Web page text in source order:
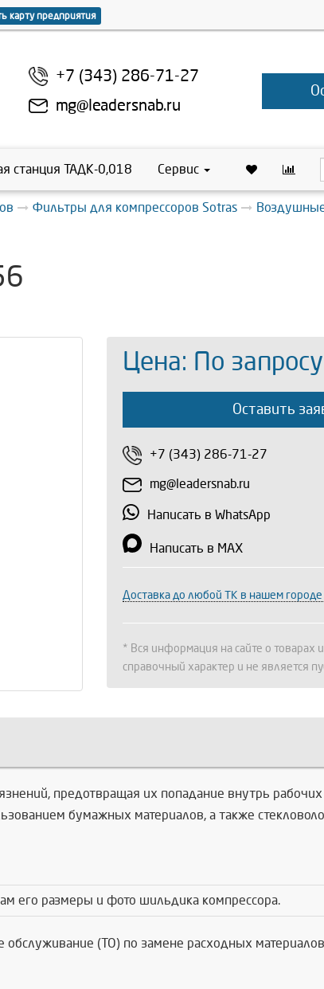
карту предприятия
+7 (343) 286-71-27
mg@leadersnab.ru
станция ТАДК-0,018 Сервис
Фильтры для компрессоров Sotras
Цена: По запросу
Оставить
+7 (343) 286-71-27
mg@leadersnab.ru
Написать в WhatsApp
Написать в MAX
Доставка до любой ТК в нашем городе
* Вся информация на сайте о товарах и
справочный характер и не является
предотвращая их попадание внутрь рабочих
бумажных материалов, а также
его размеры и фото шильдика компрессора.
обслуживание (ТО) по замене расходных